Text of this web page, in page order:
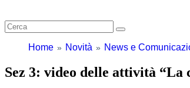
Home Novità News e
Sez 3: video delle attività “La